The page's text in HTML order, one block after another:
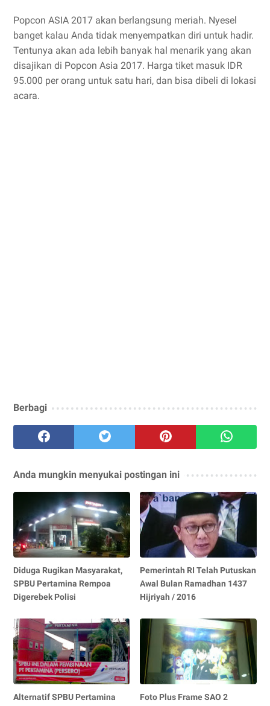
Popcon ASIA 2017 akan berlangsung meriah. Nyesel
banget kalau Anda tidak menyempatkan diri untuk hadir.
Tentunya akan ada lebih banyak hal menarik yang akan
disajikan di Popcon Asia 2017. Harga tiket masuk IDR
95.000 per orang untuk satu hari, dan bisa dibeli di lokasi
acara.
Berbagi
Anda mungkin menyukai postingan ini
Diduga Rugikan Masyarakat,
SPBU Pertamina Rempoa
Digerebek Polisi
Pemerintah RI Telah Putuskan
Awal Bulan Ramadhan 1437
Hijriyah / 2016
Alternatif SPBU Pertamina
Foto Plus Frame SAO 2